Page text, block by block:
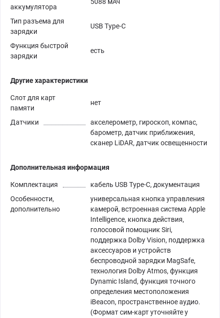
аккумулятора
5088 мАч
Тип разъема для
зарядки
USB Type-C
Функция быстрой
зарядки
есть
Другие характеристики
Слот для карт
памяти
нет
Датчики
акселерометр, гироскоп, компас,
барометр, датчик приближения,
сканер LiDAR, датчик освещенности
Дополнительная информация
Комплектация
кабель USB Type-C, документация
Особенности,
дополнительно
универсальная кнопка управления
камерой, встроенная система Apple
Intelligence, кнопка действия,
голосовой помощник Siri,
поддержка Dolby Vision, поддержка
аксессуаров и устройств
беспроводной зарядки MagSafe,
технология Dolby Atmos, функция
Dynamic Island, функция точного
определения местоположения
iBeacon, пространственное аудио.
(Формат сим-карт уточняйте у